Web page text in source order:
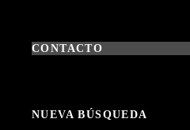
CONTACTO
NUEVA BÚSQUEDA